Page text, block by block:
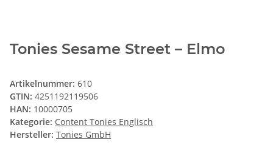
Tonies Sesame Street – Elmo
Artikelnummer: 610
GTIN: 4251192119506
HAN: 10000705
Kategorie: Content Tonies Englisch
Hersteller: Tonies GmbH